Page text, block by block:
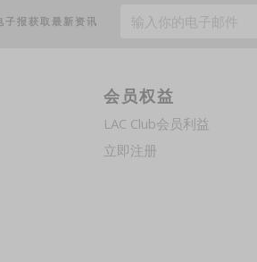
子报获取最新资讯
会员权益
LAC Club会员利益
立即注册